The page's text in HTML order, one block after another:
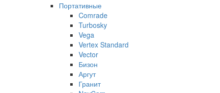
Портативные
Comrade
Turbosky
Vega
Vertex Standard
Vector
Бизон
Аргут
Гранит